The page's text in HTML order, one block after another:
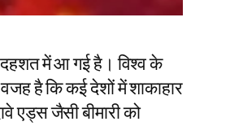
में आ गई है। विश्व के
है कि कई देशों में शाकाहार
एड्स जैसी बीमारी को